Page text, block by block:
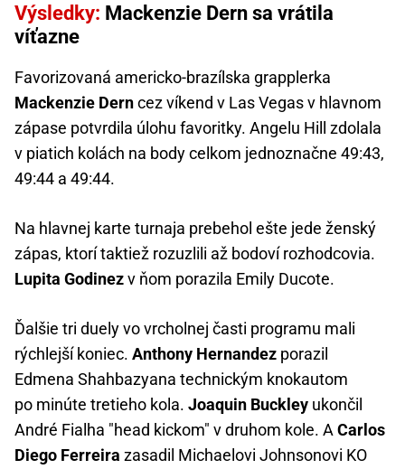
Výsledky: Mackenzie Dern sa vrátila
víťazne
Favorizovaná americko-brazílska grapplerka
Mackenzie Derncez víkend v Las Vegas v hlavnom
zápase potvrdila úlohu favoritky. Angelu Hill zdolala
v piatich kolách na body celkom jednoznačne 49:43,
49:44 a 49:44.
Na hlavnej karte turnaja prebehol ešte jede ženský
zápas, ktorí taktiež rozuzlili až bodoví rozhodcovia.
Lupita Godinezv ňom porazila Emily Ducote.
Ďalšie tri duely vo vrcholnej časti programu mali
rýchlejší koniec. Anthony Hernandez porazil
Edmena Shahbazyana technickým knokautom
po minúte tretieho kola. Joaquin Buckley ukončil
André Fialha "head kickom" v druhom kole. A Carlos
Diego Ferreira zasadil Michaelovi Johnsonovi KO